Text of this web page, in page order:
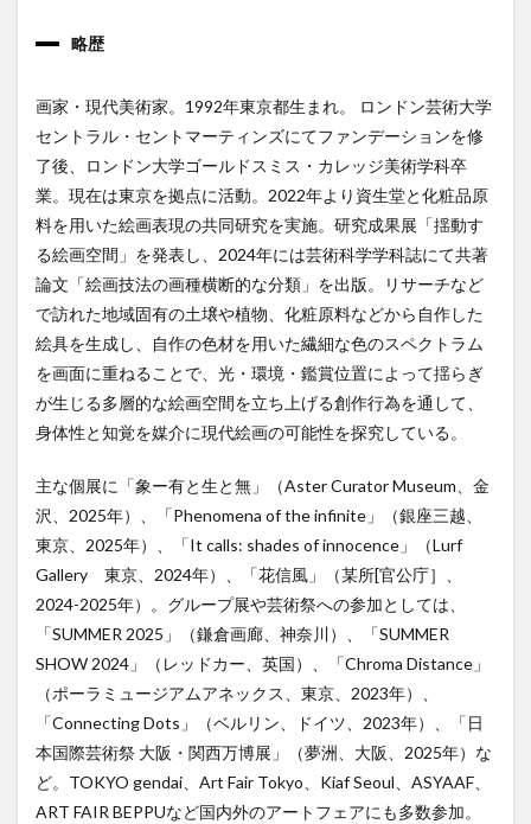
略歴
画家・現代美術家。1992年東京都生まれ。 ロンドン芸術大学
セントラル・セントマーティンズにてファンデーションを修
了後、ロンドン大学ゴールドスミス・カレッジ美術学科卒
業。現在は東京を拠点に活動。2022年より資生堂と化粧品原
料を用いた絵画表現の共同研究を実施。研究成果展「揺動す
る絵画空間」を発表し、2024年には芸術科学学科誌にて共著
論文「絵画技法の画種横断的な分類」を出版。リサーチなど
で訪れた地域固有の土壌や植物、化粧原料などから自作した
絵具を生成し、自作の色材を用いた繊細な色のスペクトラム
を画面に重ねることで、光・環境・鑑賞位置によって揺らぎ
が生じる多層的な絵画空間を立ち上げる創作行為を通して、
身体性と知覚を媒介に現代絵画の可能性を探究している。
主な個展に「象ー有と生と無」（Aster Curator Museum、金
沢、2025年）、「Phenomena of the infinite」（銀座三越、
東京、2025年）、「It calls: shades of innocence」（Lurf
Gallery 東京、2024年）、「花信風」（某所[官公庁］、
2024-2025年）。グループ展や芸術祭への参加としては、
「SUMMER 2025」（鎌倉画廊、神奈川）、「SUMMER
SHOW 2024」（レッドカー、英国）、「Chroma Distance」
（ポーラミュージアムアネックス、東京、2023年）、
「Connecting Dots」（ベルリン、ドイツ、2023年）、「日
本国際芸術祭 大阪・関西万博展」（夢洲、大阪、2025年）な
ど。TOKYO gendai、Art Fair Tokyo、Kiaf Seoul、ASYAAF、
ART FAIR BEPPUなど国内外のアートフェアにも多数参加。